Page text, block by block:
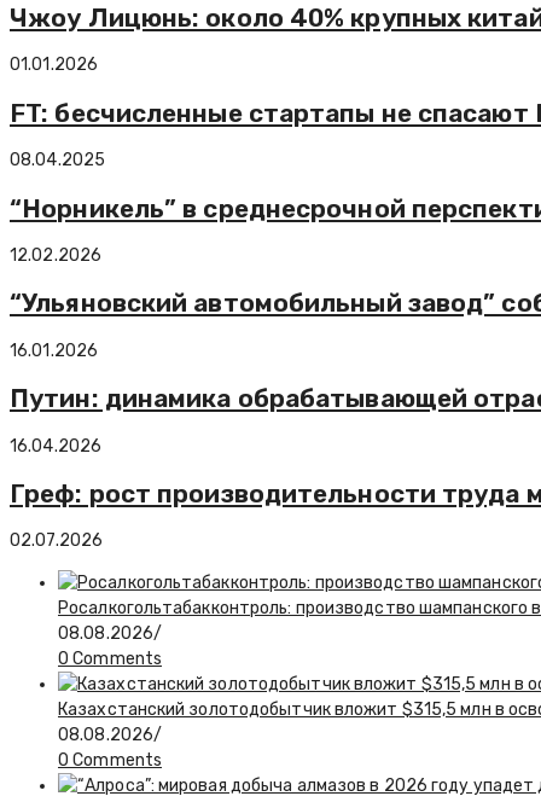
Чжоу Лицюнь: около 40% крупных
01.01.2026
FT: бесчисленные стартапы не
08.04.2025
“Норникель” в среднесрочной
12.02.2026
“Ульяновский автомобильный завод”
16.01.2026
Путин: динамика обрабатывающей
16.04.2026
Греф: рост производительности
02.07.2026
Росалкогольтабакконтроль: производство шампанского
08.08.2026/
0 Comments
Казахстанский золотодобытчик вложит $315,5 млн в
08.08.2026/
0 Comments